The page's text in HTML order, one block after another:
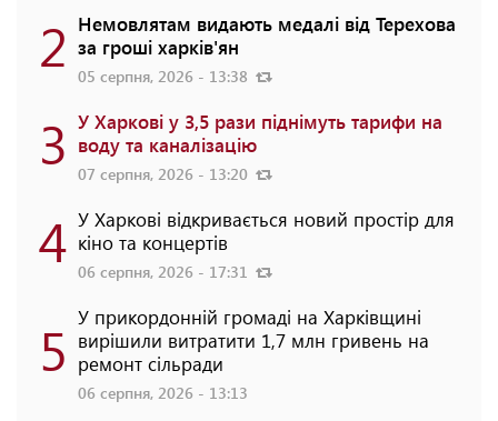
2 Немовлятам видають медалі від Терехова
за гроші харків'ян
05 серпня, 2026 - 13:38
3 У Харкові у 3,5 рази піднімуть тарифи на
воду та каналізацію
07 серпня, 2026 - 13:20
4 У Харкові відкривається новий простір для
кіно та концертів
06 серпня, 2026 - 17:31
5 У прикордонній громаді на Харківщині
вирішили витратити 1,7 млн гривень на
ремонт сільради
06 серпня, 2026 - 13:13